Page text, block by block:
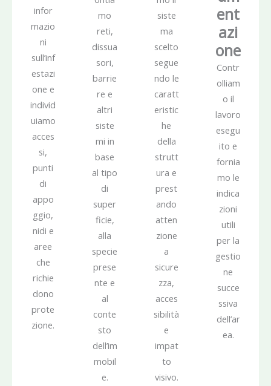
infor
mazio
ni
sull’inf
estazi
one e
individ
uiamo
acces
si,
punti
di
appo
ggio,
nidi e
aree
che
richie
dono
prote
zione.
mo
reti,
dissua
sori,
barrie
re e
altri
siste
mi in
base
al tipo
di
super
ficie,
alla
specie
prese
nte e
al
conte
sto
dell’im
mobil
e.
siste
ma
scelto
segue
ndo le
caratt
eristic
he
della
strutt
ura e
prest
ando
atten
zione
a
sicure
zza,
acces
sibilità
e
impat
to
visivo.
ent
azi
one
Contr
olliam
o il
lavoro
esegu
ito e
fornia
mo le
indica
zioni
utili
per la
gestio
ne
succe
ssiva
dell’ar
ea.